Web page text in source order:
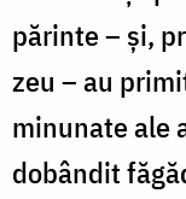
părinte – și,
zeu – au
minunate ale
dobândit